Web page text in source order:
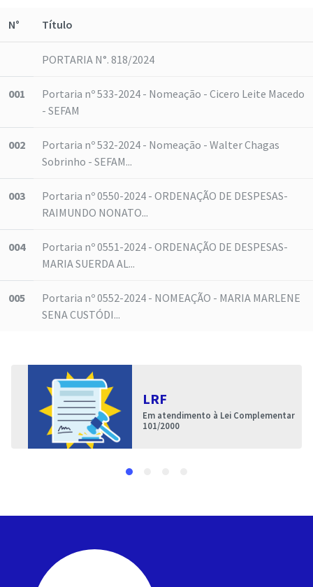
N° Título
PORTARIA N°. 818/2024
001
Portaria nº 533-2024 - Nomeação - Cicero Leite Macedo
- SEFAM
002
Portaria nº 532-2024 - Nomeação - Walter Chagas
Sobrinho - SEFAM...
003
Portaria nº 0550-2024 - ORDENAÇÃO DE DESPESAS-
RAIMUNDO NONATO...
004
Portaria nº 0551-2024 - ORDENAÇÃO DE DESPESAS-
MARIA SUERDA AL...
005
Portaria nº 0552-2024 - NOMEAÇÃO - MARIA MARLENE
SENA CUSTÓDI...
LRF
Em atendimento à Lei Complementar
101/2000